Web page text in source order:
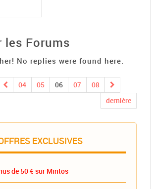
les Forums
No replies were found here.
04 05 06 07
08
dernière
EXCLUSIVES
de 50 € sur Mintos